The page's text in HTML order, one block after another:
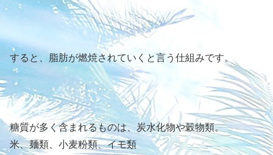
すると、脂肪が燃焼されていくと言う仕組みです。
糖質が多く含まれるものは、炭水化物や穀物類。
米、麺類、小麦粉類、イモ類